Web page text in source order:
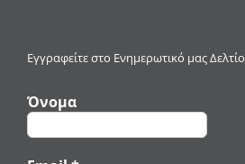
Εγγραφείτε στο Ενημερωτικό μας Δελτίο
Όνομα